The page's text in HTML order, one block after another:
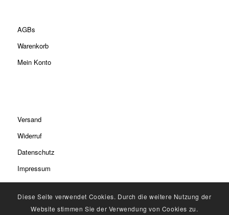
AGBs
Warenkorb
Mein Konto
Versand
Widerruf
Datenschutz
Impressum
Diese Seite verwendet Cookies. Durch die weitere Nutzung der
Website stimmen Sie der Verwendung von Cookies zu.